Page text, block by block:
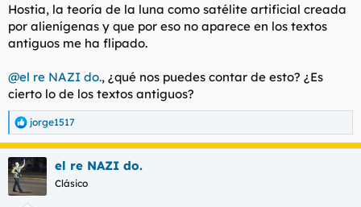
d
e
l
e
a
i
c
i
Hostia, la teoría de la luna como satélite artificial creada
por alienígenas y que por eso no aparece en los textos
antiguos me ha flipado.
@el re NAZI do., ¿qué nos puedes contar de esto? ¿Es
cierto lo de los textos antiguos?
R
e
a
c
c
i
jorge1517
el re NAZI do.
Clásico